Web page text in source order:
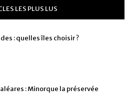
LES PLUS LUS
: quelles îles choisir ?
: Minorque la préservée